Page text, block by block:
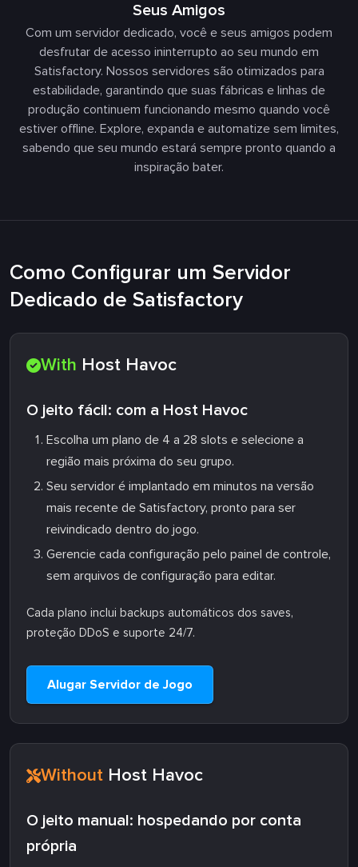
Seus Amigos
Com um servidor dedicado, você e seus amigos podem
desfrutar de acesso ininterrupto ao seu mundo em
Satisfactory. Nossos servidores são otimizados para
estabilidade, garantindo que suas fábricas e linhas de
produção continuem funcionando mesmo quando você
estiver offline. Explore, expanda e automatize sem limites,
sabendo que seu mundo estará sempre pronto quando a
inspiração bater.
Como Configurar um Servidor
Dedicado de Satisfactory
With Host Havoc
O jeito fácil: com a Host Havoc
Escolha um plano de 4 a 28 slots e selecione a
região mais próxima do seu grupo.
Seu servidor é implantado em minutos na versão
mais recente de Satisfactory, pronto para ser
reivindicado dentro do jogo.
Gerencie cada configuração pelo painel de controle,
sem arquivos de configuração para editar.
Cada plano inclui backups automáticos dos saves,
proteção DDoS e suporte 24/7.
Alugar Servidor de Jogo
Without Host Havoc
O jeito manual: hospedando por conta
própria